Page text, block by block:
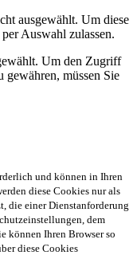
ausgewählt. Um diese
Auswahl zulassen.
Um den Zugriff
gewähren, müssen Sie
und können in Ihren
diese Cookies nur als
die einer Dienstanforderung
dem
können Ihren Browser so
diese Cookies